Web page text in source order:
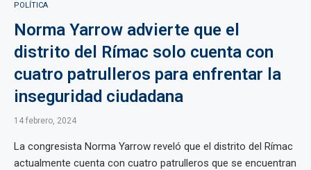
POLÍTICA
Norma Yarrow advierte que el
distrito del Rímac solo cuenta con
cuatro patrulleros para enfrentar la
inseguridad ciudadana
14 febrero, 2024
La congresista Norma Yarrow reveló que el distrito del Rímac
actualmente cuenta con cuatro patrulleros que se encuentran